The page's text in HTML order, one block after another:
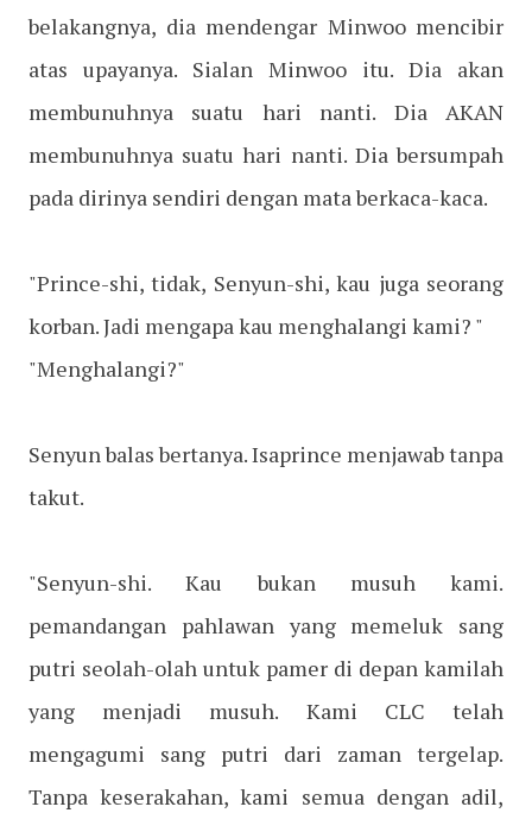
belakangnya, dia mendengar Minwoo mencibir
atas upayanya. Sialan Minwoo itu. Dia akan
membunuhnya suatu hari nanti. Dia AKAN
membunuhnya suatu hari nanti. Dia bersumpah
pada dirinya sendiri dengan mata berkaca-kaca.
"Prince-shi, tidak, Senyun-shi, kau juga seorang
korban. Jadi mengapa kau menghalangi kami? "
"Menghalangi?"
Senyun balas bertanya. Isaprince menjawab tanpa
takut.
"Senyun-shi. Kau bukan musuh kami.
pemandangan pahlawan yang memeluk sang
putri seolah-olah untuk pamer di depan kamilah
yang menjadi musuh. Kami CLC telah
mengagumi sang putri dari zaman tergelap.
Tanpa keserakahan, kami semua dengan adil,